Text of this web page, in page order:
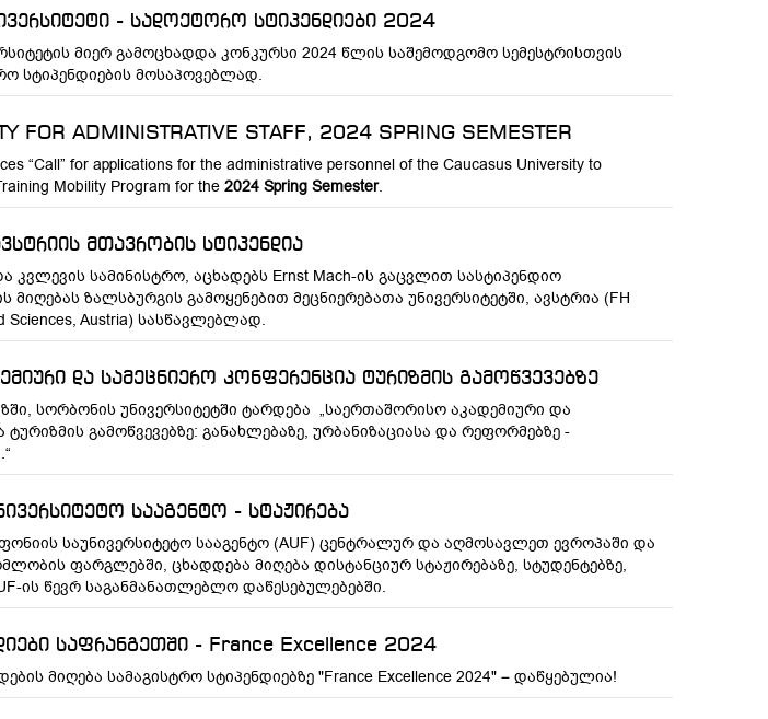
- სადოქტორო სტიპენდიები 2024
მიერ გამოცხადდა კონკურსი 2024 წლის საშემოდგომო სემესტრისთვის
სტიპენდიების მოსაპოვებლად.
FOR ADMINISTRATIVE STAFF, 2024 SPRING SEMESTER
“Call” for applications for the administrative personnel of the Caucasus University to
Mobility Program for the 2024 Spring Semester.
მთავრობის სტიპენდია
კვლევის სამინისტრო, აცხადებს Ernst Mach-ის გაცვლით სასტიპენდიო
მიღებას ზალსბურგის გამოყენებით მეცნიერებათა უნივერსიტეტში, ავსტრია (FH
Sciences, Austria) სასწავლებლად.
და სამეცნიერო კონფერენცია ტურიზმის გამოწვევებზე
სორბონის უნივერსიტეტში ტარდება „საერთაშორისო აკადემიური და
გამოწვევებზე: განახლებაზე, ურბანიზაციასა და რეფორმებზე -
სააგენტო - სტაჟირება
საუნივერსიტეტო სააგენტო (AUF) ცენტრალურ და აღმოსავლეთ ევროპაში და
ფარგლებში, ცხადდება მიღება დისტანციურ სტაჟირებაზე, სტუდენტებზე,
ის წევრ საგანმანათლებლო დაწესებულებებში.
საფრანგეთში - France Excellence 2024
მიღება სამაგისტრო სტიპენდიებზე "France Excellence 2024" – დაწყებულია!